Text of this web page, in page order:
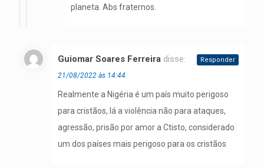
planeta. Abs fraternos.
Guiomar Soares Ferreira disse:
21/08/2022 às 14:44
Realmente a Nigéria é um país muito perigoso
para cristãos, lá a violência não para ataques,
agressão, prisão por amor a Ctisto, considerado
um dos países mais perigoso para os cristãos
Responder